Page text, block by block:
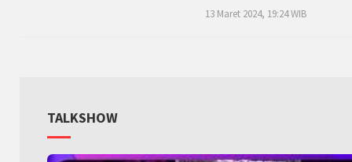
13 Maret 2024, 19:24 WIB
TALKSHOW